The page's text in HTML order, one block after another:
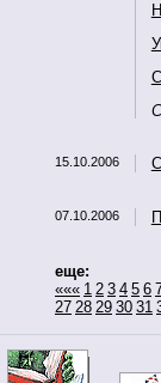
15.10.2006
07.10.2006
еще:
««« 1 2 3 4 5 6
27 28 29 30 31